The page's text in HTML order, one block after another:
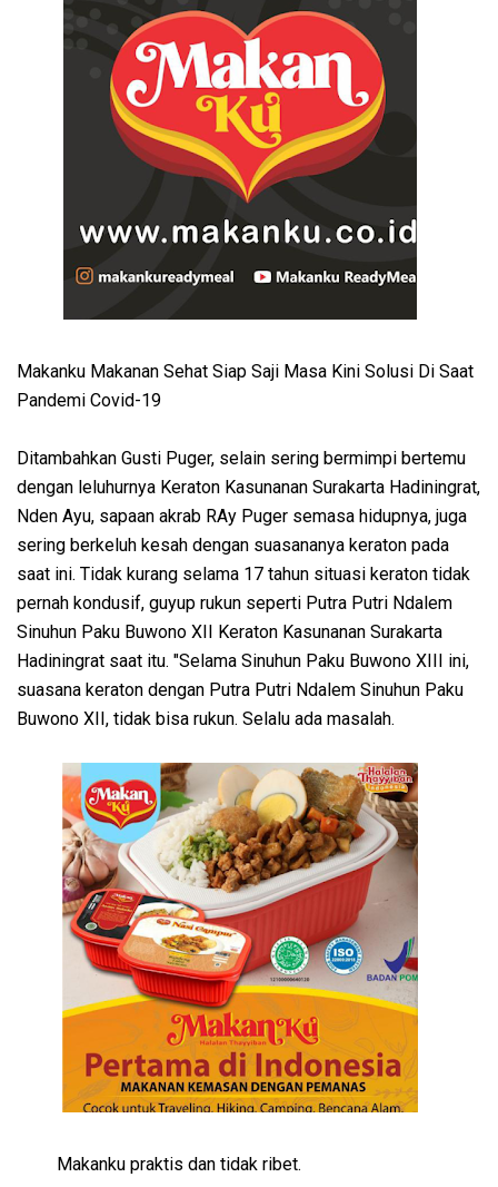
Makanku Makanan Sehat Siap Saji Masa Kini Solusi Di Saat
Pandemi Covid-19
Ditambahkan Gusti Puger, selain sering bermimpi bertemu
dengan leluhurnya Keraton Kasunanan Surakarta Hadiningrat,
Nden Ayu, sapaan akrab RAy Puger semasa hidupnya, juga
sering berkeluh kesah dengan suasananya keraton pada
saat ini. Tidak kurang selama 17 tahun situasi keraton tidak
pernah kondusif, guyup rukun seperti Putra Putri Ndalem
Sinuhun Paku Buwono XII Keraton Kasunanan Surakarta
Hadiningrat saat itu. "Selama Sinuhun Paku Buwono XIII ini,
suasana keraton dengan Putra Putri Ndalem Sinuhun Paku
Buwono XII, tidak bisa rukun. Selalu ada masalah.
Makanku praktis dan tidak ribet.